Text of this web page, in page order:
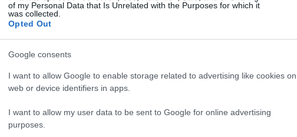
of my Personal Data that Is Unrelated with the Purposes for which it
was collected.
Opted Out
Google consents
I want to allow Google to enable storage related to advertising like cookies on
web or device identifiers in apps.
I want to allow my user data to be sent to Google for online advertising
purposes.